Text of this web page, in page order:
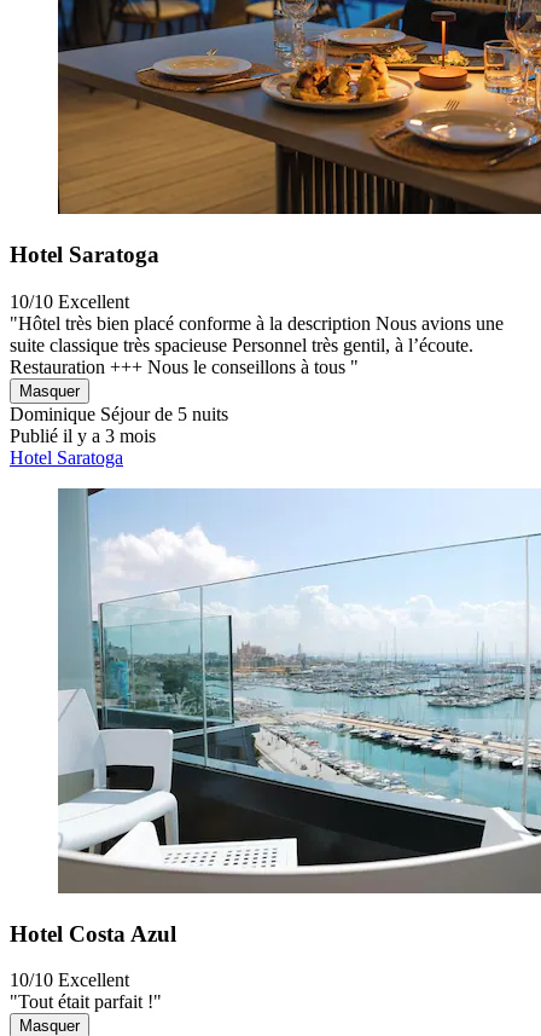
Hotel Saratoga
10/10 Excellent
"Hôtel très bien placé conforme à la description Nous avions une
suite classique très spacieuse Personnel très gentil, à l’écoute.
Restauration +++ Nous le conseillons à tous "
Masquer
Dominique Séjour de 5 nuits
Publié il y a 3 mois
Hotel Saratoga
Hotel Costa Azul
10/10 Excellent
"Tout était parfait !"
Masquer